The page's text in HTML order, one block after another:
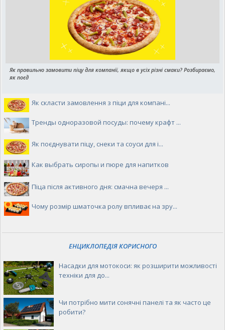
Як правильно замовити піцу для компанії, якщо в усіх різні смаки? Розбираємо,
як поєд
Як скласти замовлення з піци для компані...
Тренды одноразовой посуды: почему крафт ...
Як поєднувати піцу, снеки та соуси для і...
Как выбрать сиропы и пюре для напитков
Піца після активного дня: смачна вечеря ...
Чому розмір шматочка ролу впливає на зру...
ЕНЦИКЛОПЕДІЯ КОРИСНОГО
Насадки для мотокоси: як розширити можливості
техніки для до...
Чи потрібно мити сонячні панелі та як часто це
робити?